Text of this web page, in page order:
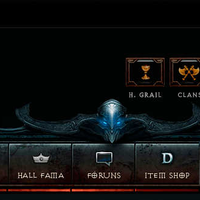
HALL FAMA FÓRUNS ITEM SHOP